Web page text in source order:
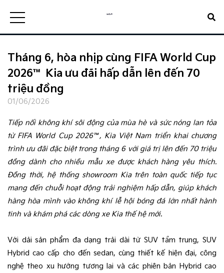
Tháng 6, hòa nhịp cùng FIFA World Cup
2026™ Kia ưu đãi hấp dẫn lên đến 70
triệu đồng
01/06/2026
Tiếp nối không khí sôi động của mùa hè và sức nóng lan tỏa
từ FIFA World Cup 2026™, Kia Việt Nam triển khai chương
trình ưu đãi đặc biệt trong tháng 6 với giá trị lên đến 70 triệu
đồng dành cho nhiều mẫu xe được khách hàng yêu thích.
Đồng thời, hệ thống showroom Kia trên toàn quốc tiếp tục
mang đến chuỗi hoạt động trải nghiệm hấp dẫn, giúp khách
hàng hòa mình vào không khí lễ hội bóng đá lớn nhất hành
tinh và khám phá các dòng xe Kia thế hệ mới.
Với dải sản phẩm đa dạng trải dài từ SUV tầm trung, SUV
Hybrid cao cấp cho đến sedan, cùng thiết kế hiện đại, công
nghệ theo xu hướng tương lai và các phiên bản Hybrid cao